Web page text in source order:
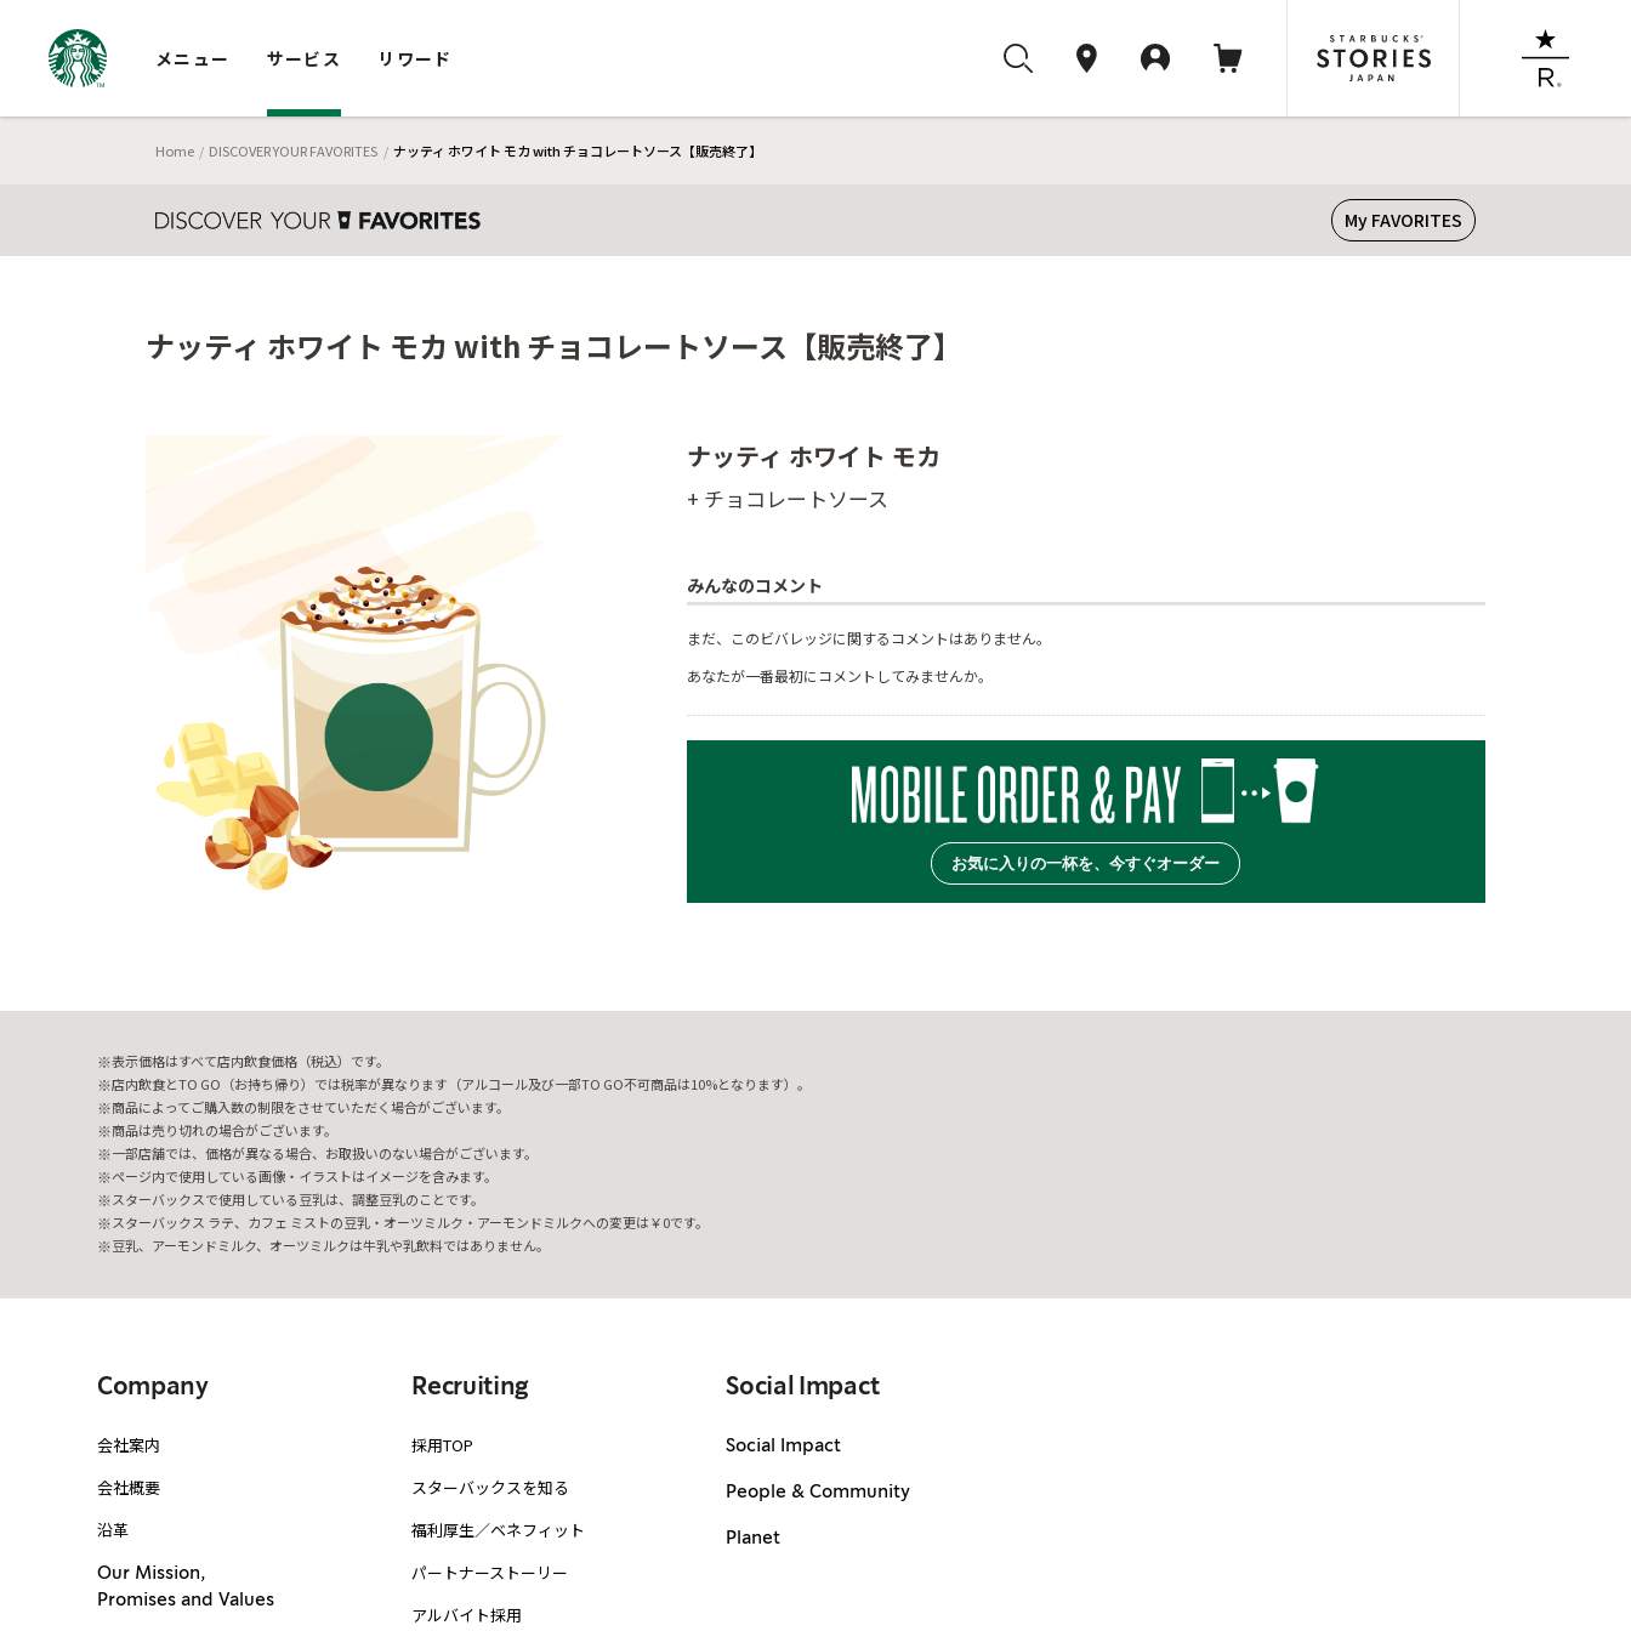
メニュー サービス リワード
Home DISCOVER YOUR FAVORITES ナッティ ホワイト モカ with チョコレートソース【販売終了】
My FAVORITES
ナッティ ホワイト モカ with チョコレートソース【販売終了】
ナッティ ホワイト モカ
+ チョコレートソース
みんなのコメント
まだ、このビバレッジに関するコメントはありません。
あなたが一番最初にコメントしてみませんか。
お気に入りの一杯を、今すぐオーダー
表示価格はすべて店内飲食価格（税込）です。
店内飲食とTO GO（お持ち帰り）では税率が異なります（アルコール及び一部TO GO不可商品は10%となります）。
商品によってご購入数の制限をさせていただく場合がございます。
商品は売り切れの場合がございます。
一部店舗では、価格が異なる場合、お取扱いのない場合がございます。
ページ内で使用している画像・イラストはイメージを含みます。
スターバックスで使用している豆乳は、調整豆乳のことです。
スターバックス ラテ、カフェ ミストの豆乳・オーツミルク・アーモンドミルクへの変更は￥0です。
豆乳、アーモンドミルク、オーツミルクは牛乳や乳飲料ではありません。
Company
会社案内
会社概要
沿革
Our Mission,
Promises and Values
Recruiting
採用TOP
スターバックスを知る
福利厚生／ベネフィット
パートナーストーリー
アルバイト採用
Social Impact
Social Impact
People & Community
Planet